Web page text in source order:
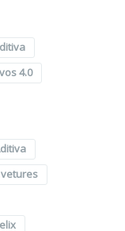
4.0